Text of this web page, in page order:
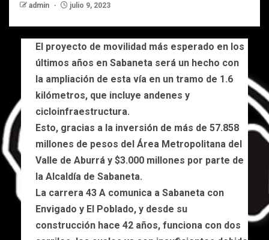
admin julio 9, 2023
El proyecto de movilidad más esperado en los
últimos años en Sabaneta será un hecho con
la ampliación de esta vía en un tramo de 1.6
kilómetros, que incluye andenes y
cicloinfraestructura.
Esto, gracias a la inversión de más de 57.858
millones de pesos del Área Metropolitana del
Valle de Aburrá y $3.000 millones por parte de
la Alcaldía de Sabaneta.
La carrera 43 A comunica a Sabaneta con
Envigado y El Poblado, y desde su
construcción hace 42 años, funciona con dos